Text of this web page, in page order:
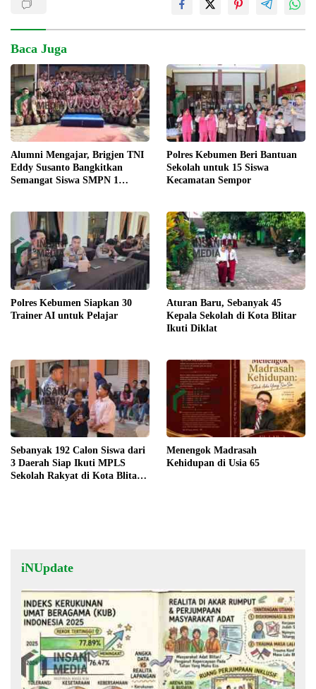
Baca Juga
Alumni Mengajar, Brigjen TNI
Eddy Susanto Bangkitkan
Semangat Siswa SMPN 1
Polres Kebumen Beri Bantuan
Sekolah untuk 15 Siswa
Kecamatan Sempor
Polres Kebumen Siapkan 30
Trainer AI untuk Pelajar
Aturan Baru, Sebanyak 45
Kepala Sekolah di Kota Blitar
Ikuti Diklat
Sebanyak 192 Calon Siswa dari
3 Daerah Siap Ikuti MPLS
Sekolah Rakyat di Kota Blitar
Menengok Madrasah
Kehidupan di Usia 65
iNUpdate